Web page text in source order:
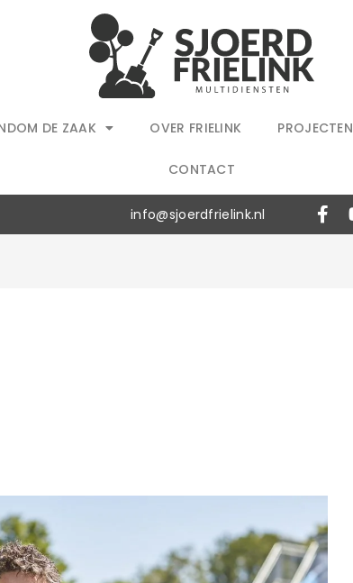
DE ZAAK OVER FRIELINK PROJECTEN
CONTACT
info@sjoerdfrielink.nl